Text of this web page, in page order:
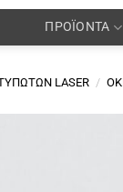
ΠΡΟΪΟΝΤΑ
LASER /